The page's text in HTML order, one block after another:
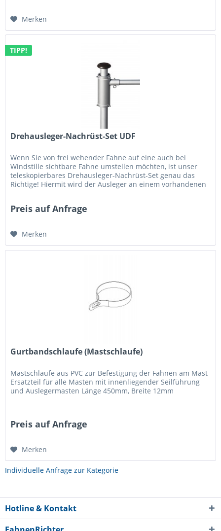
Merken
TIPP!
Drehausleger-Nachrüst-Set UDF
Wenn Sie von frei wehender Fahne auf eine auch bei
Windstille sichtbare Fahne umstellen möchten, ist unser
teleskopierbares Drehausleger-Nachrüst-Set genau das
Richtige! Hiermit wird der Ausleger an einem vorhandenen
Preis auf Anfrage
Merken
Gurtbandschlaufe (Mastschlaufe)
Mastschlaufe aus PVC zur Befestigung der Fahnen am Mast
Ersatzteil für alle Masten mit innenliegender Seilführung
und Auslegermasten Länge 450mm, Breite 12mm
Preis auf Anfrage
Merken
Individuelle Anfrage zur Kategorie
Hotline & Kontakt